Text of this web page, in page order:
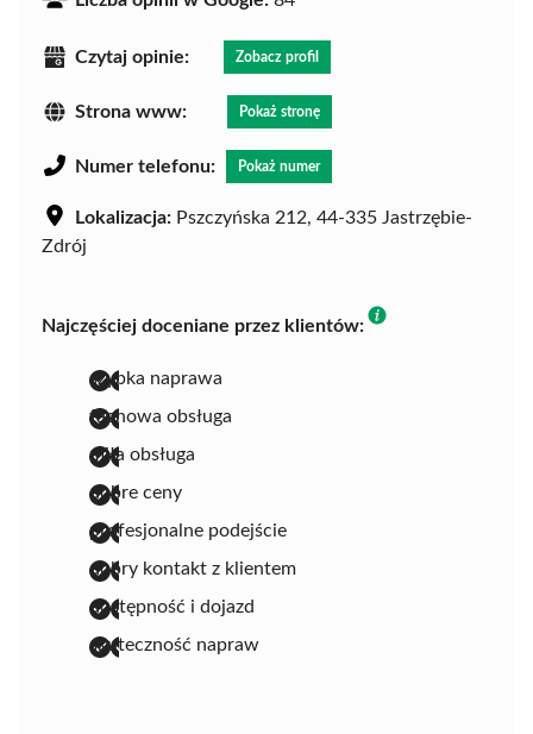
Czytaj opinie: Zobacz profil
Strona www: Pokaż stronę
Numer telefonu: Pokaż numer
Lokalizacja: Pszczyńska 212, 44-335 Jastrzębie-
Zdrój
Najczęściej doceniane przez klientów:
szybka naprawa
fachowa obsługa
miła obsługa
dobre ceny
profesjonalne podejście
dobry kontakt z klientem
dostępność i dojazd
skuteczność napraw